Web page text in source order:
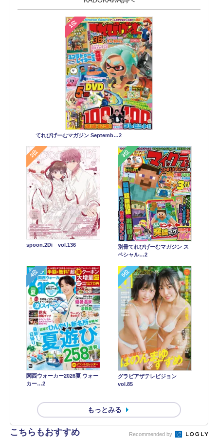
1位
てれびげーむマガジン Septemb…2
2位
spoon.2Di vol.136
3位
別冊てれびげーむマガジン ス
ペシャル…2
4位
関西ウォーカー2026夏 ウォー
カー…2
5位
グラビアザテレビジョン
vol.85
もっとみる
こちらもおすすめ Recommended by